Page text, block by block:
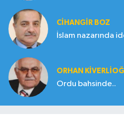
CIHANGIR BOZ
İslam nazarında
ORHAN
Ordu bahsinde..